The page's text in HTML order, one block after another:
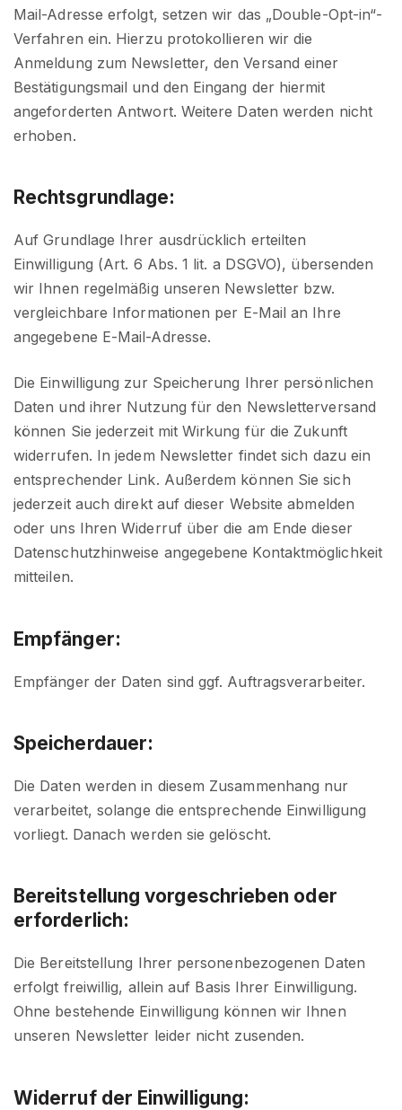
Mail-Adresse erfolgt, setzen wir das „Double-Opt-in“-
Verfahren ein. Hierzu protokollieren wir die
Anmeldung zum Newsletter, den Versand einer
Bestätigungsmail und den Eingang der hiermit
angeforderten Antwort. Weitere Daten werden nicht
erhoben.
Rechtsgrundlage:
Auf Grundlage Ihrer ausdrücklich erteilten
Einwilligung (Art. 6 Abs. 1 lit. a DSGVO), übersenden
wir Ihnen regelmäßig unseren Newsletter bzw.
vergleichbare Informationen per E-Mail an Ihre
angegebene E-Mail-Adresse.
Die Einwilligung zur Speicherung Ihrer persönlichen
Daten und ihrer Nutzung für den Newsletterversand
können Sie jederzeit mit Wirkung für die Zukunft
widerrufen. In jedem Newsletter findet sich dazu ein
entsprechender Link. Außerdem können Sie sich
jederzeit auch direkt auf dieser Website abmelden
oder uns Ihren Widerruf über die am Ende dieser
Datenschutzhinweise angegebene Kontaktmöglichkeit
mitteilen.
Empfänger:
Empfänger der Daten sind ggf. Auftragsverarbeiter.
Speicherdauer:
Die Daten werden in diesem Zusammenhang nur
verarbeitet, solange die entsprechende Einwilligung
vorliegt. Danach werden sie gelöscht.
Bereitstellung vorgeschrieben oder
erforderlich:
Die Bereitstellung Ihrer personenbezogenen Daten
erfolgt freiwillig, allein auf Basis Ihrer Einwilligung.
Ohne bestehende Einwilligung können wir Ihnen
unseren Newsletter leider nicht zusenden.
Widerruf der Einwilligung: